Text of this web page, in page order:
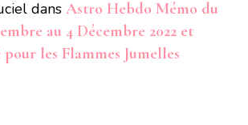
dans Astro Hebdo Mémo du
au 4 Décembre 2022 et
les Flammes Jumelles